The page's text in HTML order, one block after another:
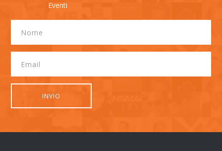
Eventi